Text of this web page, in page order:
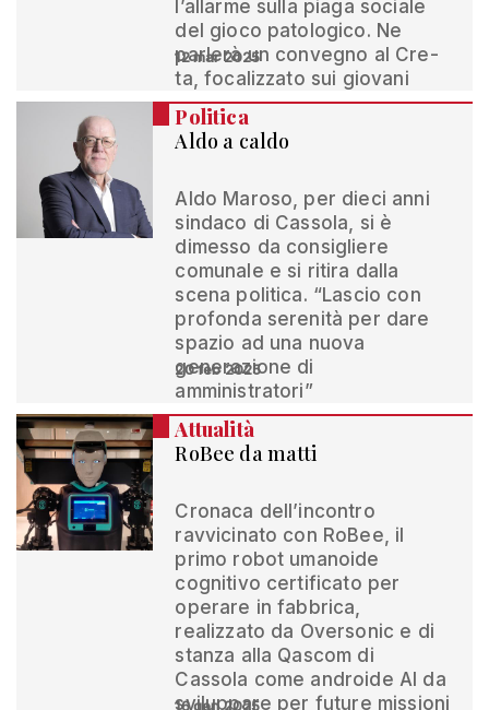
l’allarme sulla piaga sociale
del gioco patologico. Ne
parlerà un convegno al Cre-
ta, focalizzato sui giovani
12 mar 2025
Politica
Aldo a caldo
Aldo Maroso, per dieci anni
sindaco di Cassola, si è
dimesso da consigliere
comunale e si ritira dalla
scena politica. “Lascio con
profonda serenità per dare
spazio ad una nuova
generazione di
amministratori”
20 feb 2025
Attualità
RoBee da matti
Cronaca dell’incontro
ravvicinato con RoBee, il
primo robot umanoide
cognitivo certificato per
operare in fabbrica,
realizzato da Oversonic e di
stanza alla Qascom di
Cassola come androide AI da
sviluppare per future missioni
16 gen 2025